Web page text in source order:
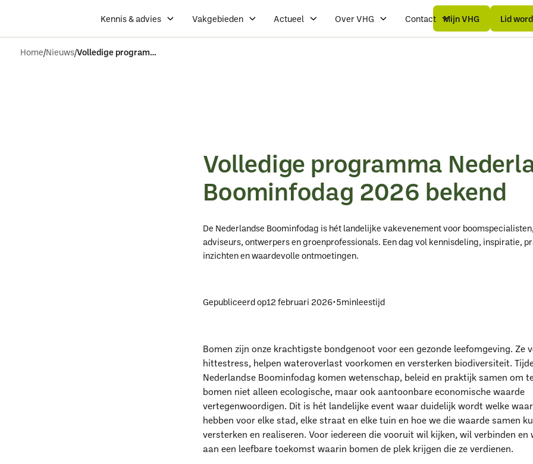
Kennis & advies Vakgebieden Actueel Over VHG Contact VHG
VHG
Mijn VHG Lid
Home Nieuws Volledige programma nederlandse boominfodag 2026 bekend
Volledige programma
Boominfodag 2026 bekend
De Nederlandse Boominfodag is hét landelijke vakevenement voor
adviseurs, ontwerpers en groenprofessionals. Een dag vol kennisdeling, inspiratie,
inzichten en waardevolle ontmoetingen.
Gepubliceerd op12 februari 2026•5minleestijd
Bomen zijn onze krachtigste bondgenoot voor een gezonde leefomgeving. Ze
hittestress, helpen wateroverlast voorkomen en versterken biodiversiteit.
Nederlandse Boominfodag komen wetenschap, beleid en praktijk samen om
bomen niet alleen ecologische, maar ook aantoonbare economische waarde
vertegenwoordigen. Dit is hét landelijke event waar duidelijk wordt welke
hebben voor elke stad, elke straat en elke tuin en hoe we die waarde samen
versterken en realiseren. Voor iedereen die vooruit wil kijken, wil verbinden en
aan een leefbare toekomst waarin bomen de plek krijgen die ze verdienen.